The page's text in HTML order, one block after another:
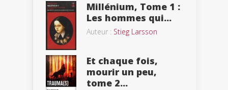
Millénium, Tome 1 :
Les hommes qui...
Auteur : Stieg Larsson
Et chaque fois,
mourir un peu,
tome 2...